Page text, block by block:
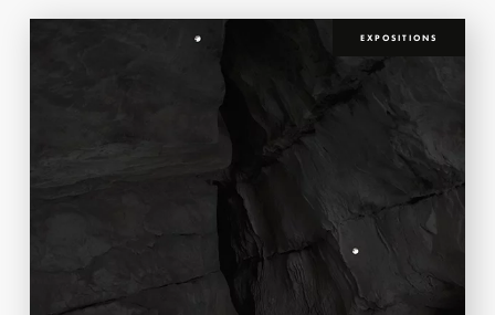
EXPOSITIONS